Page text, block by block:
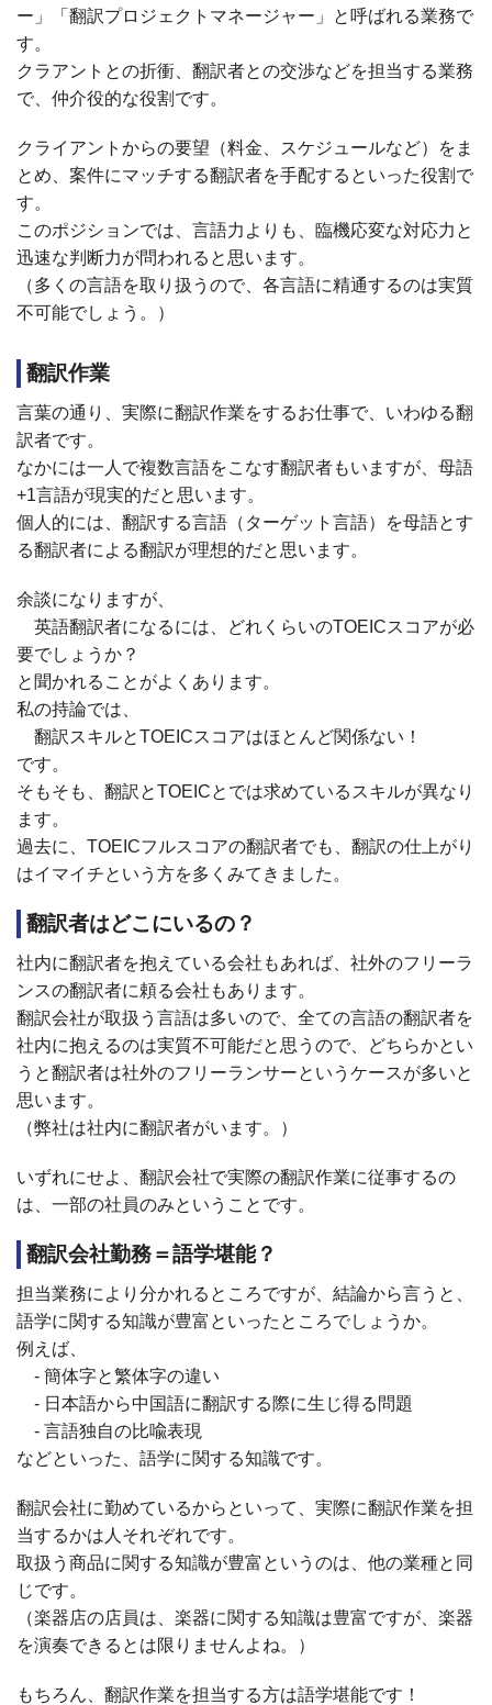
ー」「翻訳プロジェクトマネージャー」と呼ばれる業務で
す。
クラアントとの折衝、翻訳者との交渉などを担当する業務
で、仲介役的な役割です。
クライアントからの要望（料金、スケジュールなど）をま
とめ、案件にマッチする翻訳者を手配するといった役割で
す。
このポジションでは、言語力よりも、臨機応変な対応力と
迅速な判断力が問われると思います。
（多くの言語を取り扱うので、各言語に精通するのは実質
不可能でしょう。）
翻訳作業
言葉の通り、実際に翻訳作業をするお仕事で、いわゆる翻
訳者です。
なかには一人で複数言語をこなす翻訳者もいますが、母語
+1言語が現実的だと思います。
個人的には、翻訳する言語（ターゲット言語）を母語とす
る翻訳者による翻訳が理想的だと思います。
余談になりますが、
英語翻訳者になるには、どれくらいのTOEICスコアが必
要でしょうか？
と聞かれることがよくあります。
私の持論では、
翻訳スキルとTOEICスコアはほとんど関係ない！
です。
そもそも、翻訳とTOEICとでは求めているスキルが異なり
ます。
過去に、 TOEICフルスコアの翻訳者でも、翻訳の仕上がり
はイマイチという方を多くみてきました。
翻訳者はどこにいるの？
社内に翻訳者を抱えている会社もあれば、社外のフリーラ
ンスの翻訳者に頼る会社もあります。
翻訳会社が取扱う言語は多いので、全ての言語の翻訳者を
社内に抱えるのは実質不可能だと思うので、どちらかとい
うと翻訳者は社外のフリーランサーというケースが多いと
思います。
（弊社は社内に翻訳者がいます。）
いずれにせよ、翻訳会社で実際の翻訳作業に従事するの
は、一部の社員のみということです。
翻訳会社勤務＝語学堪能？
担当業務により分かれるところですが、結論から言うと、
語学に関する知識が豊富といったところでしょうか。
例えば、
- 簡体字と繁体字の違い
- 日本語から中国語に翻訳する際に生じ得る問題
- 言語独自の比喩表現
などといった、語学に関する知識です。
翻訳会社に勤めているからといって、実際に翻訳作業を担
当するかは人それぞれです。
取扱う商品に関する知識が豊富というのは、他の業種と同
じです。
（楽器店の店員は、楽器に関する知識は豊富ですが、楽器
を演奏できるとは限りませんよね。）
もちろん、翻訳作業を担当する方は語学堪能です！